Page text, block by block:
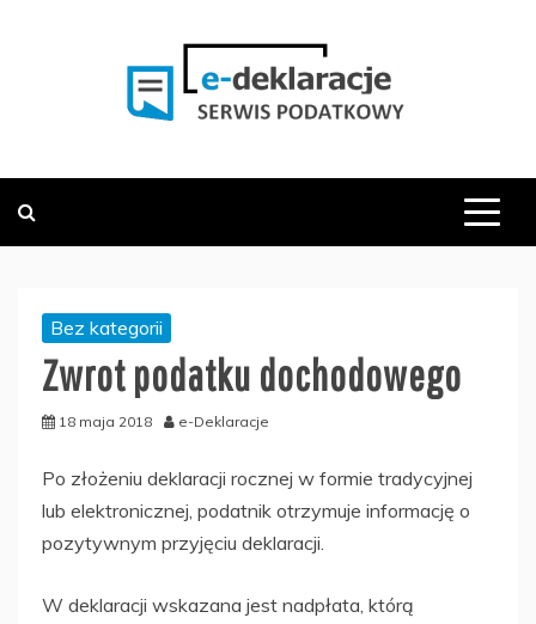
Bez kategorii
Zwrot podatku dochodowego
18 maja 2018 e-Deklaracje
Po złożeniu deklaracji rocznej w formie tradycyjnej
lub elektronicznej, podatnik otrzymuje informację o
pozytywnym przyjęciu deklaracji.
W deklaracji wskazana jest nadpłata, którą